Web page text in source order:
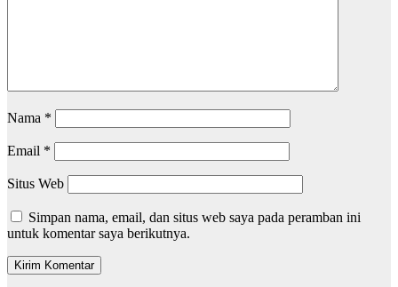
Nama *
Email *
Situs Web
Simpan nama, email, dan situs web saya pada peramban ini
untuk komentar saya berikutnya.